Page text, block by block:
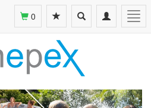
Toggle
navigation
Toggle
search
0